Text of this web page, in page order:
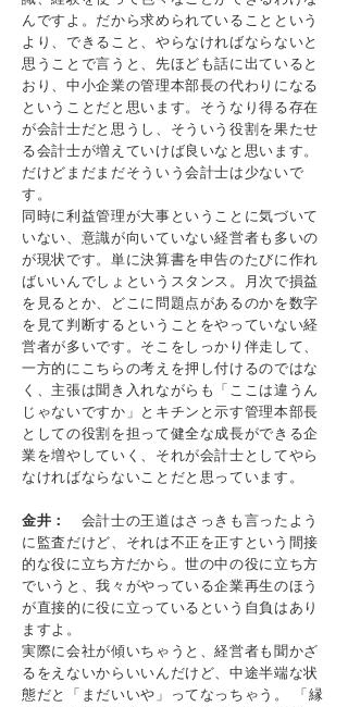
んですよ。だから求められていることという
より、できること、やらなければならないと
思うことで言うと、先ほども話に出ていると
おり、中小企業の管理本部長の代わりになる
ということだと思います。そうなり得る存在
が会計士だと思うし、そういう役割を果たせ
る会計士が増えていけば良いなと思います。
だけどまだまだそういう会計士は少ないで
す。
同時に利益管理が大事ということに気づいて
いない、意識が向いていない経営者も多いの
が現状です。単に決算書を申告のたびに作れ
ばいいんでしょというスタンス。月次で損益
を見るとか、どこに問題点があるのかを数字
を見て判断するということをやっていない経
営者が多いです。そこをしっかり伴走して、
一方的にこちらの考えを押し付けるのではな
く、主張は聞き入れながらも「ここは違うん
じゃないですか」とキチンと示す管理本部長
としての役割を担って健全な成長ができる企
業を増やしていく、それが会計士としてやら
なければならないことだと思っています。
金井： 会計士の王道はさっきも言ったよう
に監査だけど、それは不正を正すという間接
的な役に立ち方だから。世の中の役に立ち方
でいうと、我々がやっている企業再生のほう
が直接的に役に立っているという自負はあり
ますよ。
実際に会社が傾いちゃうと、経営者も聞かざ
るをえないからいいんだけど、中途半端な状
態だと「まだいいや」ってなっちゃう。 「縁